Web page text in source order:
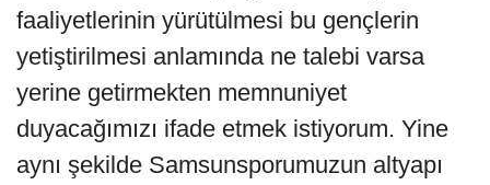
faaliyetlerinin yürütülmesi bu gençlerin
yetiştirilmesi anlamında ne talebi varsa
yerine getirmekten memnuniyet
duyacağımızı ifade etmek istiyorum. Yine
aynı şekilde Samsunsporumuzun altyapı